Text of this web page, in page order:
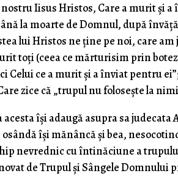
Iisus Hristos, Care a murit şi
la moarte de Domnul, după
lui Hristos ne ţine pe noi, care
toţi (ceea ce mărturisim prin
Celui ce a murit şi a înviat pentru
zice că „trupul nu foloseşte la
acesta îşi adaugă asupra sa
îşi mănâncă şi bea,
nevrednic cu întinăciune a
de Trupul şi Sângele Domnului